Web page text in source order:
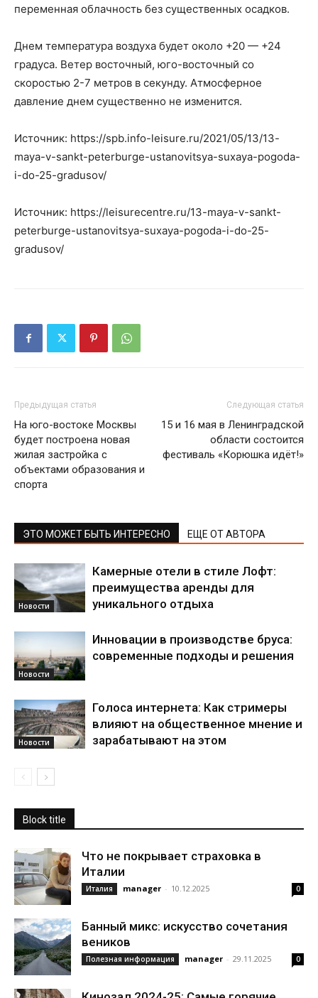
переменная облачность без существенных осадков.
Днем температура воздуха будет около +20 — +24
градуса. Ветер восточный, юго-восточный со
скоростью 2-7 метров в секунду. Атмосферное
давление днем существенно не изменится.
Источник: https://spb.info-leisure.ru/2021/05/13/13-
maya-v-sankt-peterburge-ustanovitsya-suxaya-pogoda-
i-do-25-gradusov/
Источник: https://leisurecentre.ru/13-maya-v-sankt-
peterburge-ustanovitsya-suxaya-pogoda-i-do-25-
gradusov/
Предыдущая статья
На юго-востоке Москвы
будет построена новая
жилая застройка с
объектами образования и
спорта
Следующая статья
15 и 16 мая в Ленинградской
области состоится
фестиваль «Корюшка идёт!»
ЭТО МОЖЕТ БЫТЬ ИНТЕРЕСНО ЕЩЕ ОТ АВТОРА
Новости
Камерные отели в стиле Лофт:
преимущества аренды для
уникального отдыха
Новости
Инновации в производстве бруса:
современные подходы и решения
Новости
Голоса интернета: Как стримеры
влияют на общественное мнение и
зарабатывают на этом
Block title
Что не покрывает страховка в
Италии
Италия manager - 10.12.2025 0
Банный микс: искусство сочетания
веников
Полезная информация manager - 29.11.2025 0